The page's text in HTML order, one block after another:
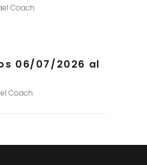
Coach
06/07/2026 al
Coach